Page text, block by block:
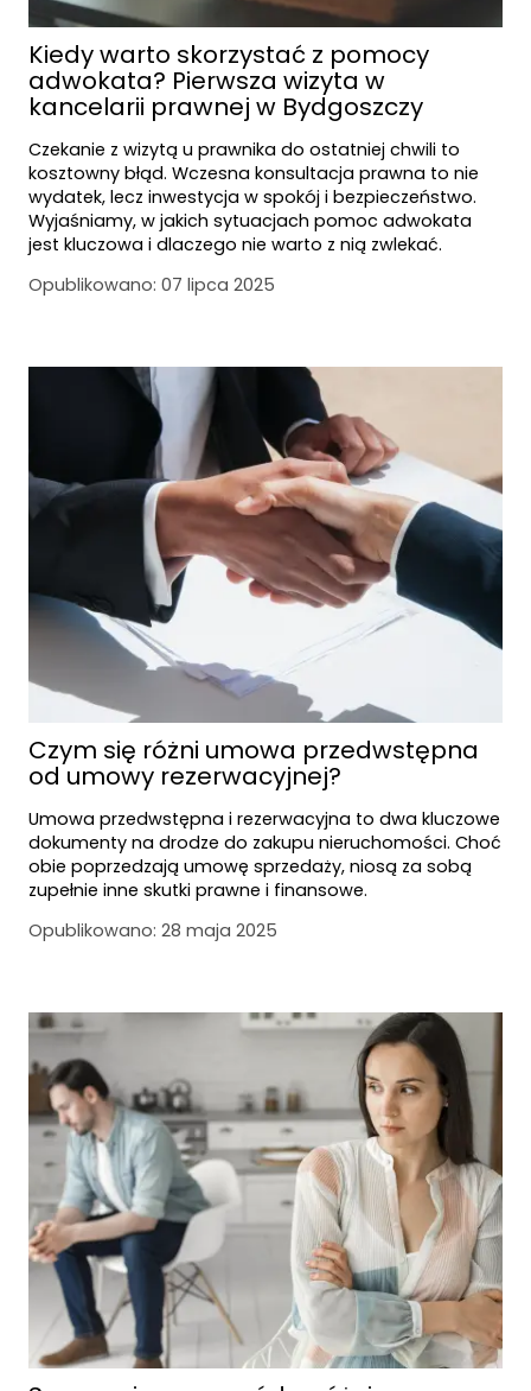
Kiedy warto skorzystać z pomocy
adwokata? Pierwsza wizyta w
kancelarii prawnej w Bydgoszczy
Czekanie z wizytą u prawnika do ostatniej chwili to
kosztowny błąd. Wczesna konsultacja prawna to nie
wydatek, lecz inwestycja w spokój i bezpieczeństwo.
Wyjaśniamy, w jakich sytuacjach pomoc adwokata
jest kluczowa i dlaczego nie warto z nią zwlekać.
Opublikowano: 07 lipca 2025
Czym się różni umowa przedwstępna
od umowy rezerwacyjnej?
Umowa przedwstępna i rezerwacyjna to dwa kluczowe
dokumenty na drodze do zakupu nieruchomości. Choć
obie poprzedzają umowę sprzedaży, niosą za sobą
zupełnie inne skutki prawne i finansowe.
Opublikowano: 28 maja 2025